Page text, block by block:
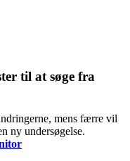
til at søge fra
mens færre vil
ny undersøgelse.